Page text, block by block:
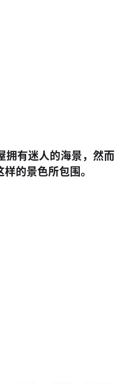
拥有迷人的海景，然而
的景色所包围。